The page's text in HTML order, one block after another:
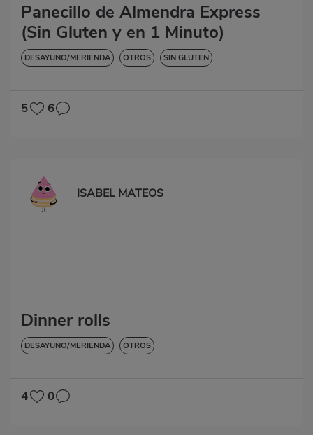
Panecillo de Almendra Express
(Sin Gluten y en 1 Minuto)
DESAYUNO/MERIENDA OTROS SIN GLUTEN
5 6
ISABEL MATEOS
Dinner rolls
DESAYUNO/MERIENDA OTROS
4 0